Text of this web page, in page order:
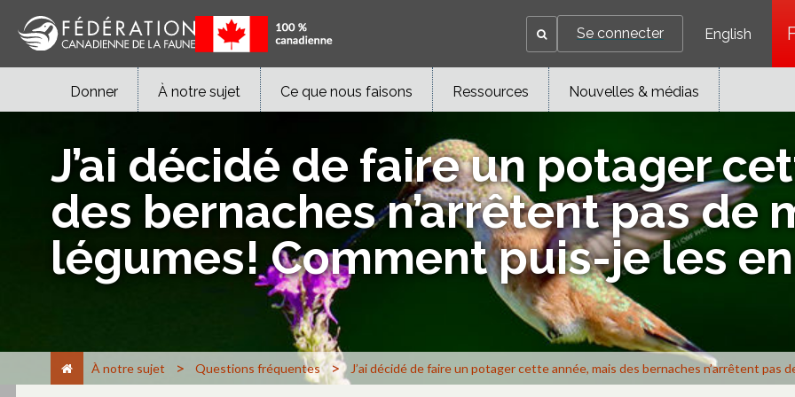
Se connecter English
Donner À notre sujet Ce que nous faisons Ressources Nouvelles & médias
J’ai décidé de faire un potager
des bernaches n’arrêtent pas de
légumes! Comment puis-je les
À notre sujet > Questions fréquentes > J’ai décidé de faire un potager cette année, mais des bernaches n’arrêtent pas